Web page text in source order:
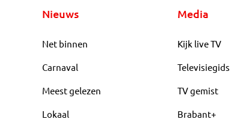
Nieuws
Net binnen
Carnaval
Meest gelezen
Lokaal
Media
Kijk live TV
Televisiegids
TV gemist
Brabant+